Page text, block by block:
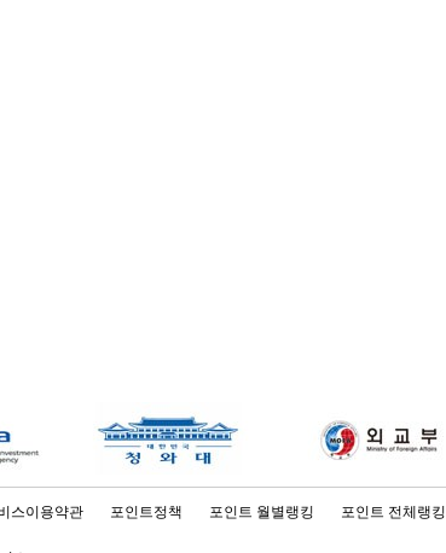
스이용약관 포인트정책 포인트 월별랭킹 포인트 전체랭킹